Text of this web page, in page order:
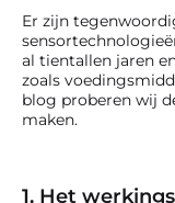
Er zijn
al tientallen jaren
zoals
blog proberen wij
maken.
1. Het